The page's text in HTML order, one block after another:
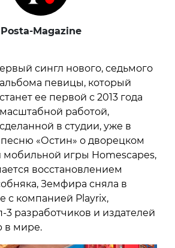
Posta-Magazine
ервый сингл нового, седьмого
альбома певицы, который
станет ее первой с 2013 года
масштабной работой,
сделанной в студии, уже в
«Остин» о дворецком
мобильной игры Homescapes,
восстановлением
Земфира сняла в
с компанией Playrix,
3 разработчиков и издателей
в мире.